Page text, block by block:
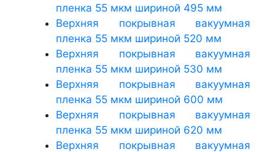
пленка 55 мкм шириной 495 мм
Верхняя покрывная вакуумная
пленка 55 мкм шириной 520 мм
Верхняя покрывная вакуумная
пленка 55 мкм шириной 530 мм
Верхняя покрывная вакуумная
пленка 55 мкм шириной 600 мм
Верхняя покрывная вакуумная
пленка 55 мкм шириной 620 мм
Верхняя покрывная вакуумная